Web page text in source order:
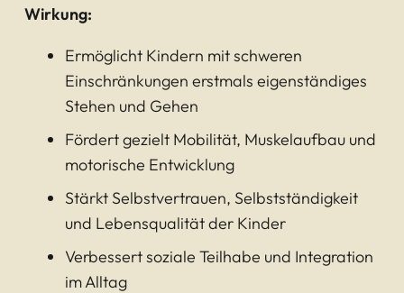
Wirkung:
Ermöglicht Kindern mit schweren
Einschränkungen erstmals eigenständiges
Stehen und Gehen
Fördert gezielt Mobilität, Muskelaufbau und
motorische Entwicklung
Stärkt Selbstvertrauen, Selbstständigkeit
und Lebensqualität der Kinder
Verbessert soziale Teilhabe und Integration
im Alltag